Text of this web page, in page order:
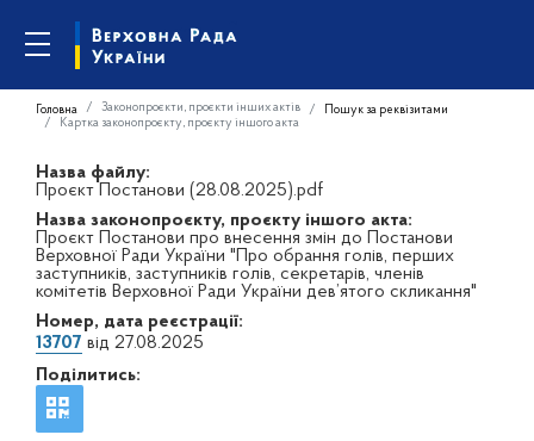
Головна Законопроєкти, проєкти інших актів
Пошук за реквізитами
Картка законопроєкту, проєкту іншого акта
Назва файлу:
Проєкт Постанови (28.08.2025).pdf
Назва законопроєкту, проєкту іншого акта:
Проєкт Постанови про внесення змін до Постанови
Верховної Ради України "Про обрання голів, перших
заступників, заступників голів, секретарів, членів
комітетів Верховної Ради України дев’ятого скликання"
Номер, дата реєстрації:
13707 від 27.08.2025
Поділитись: